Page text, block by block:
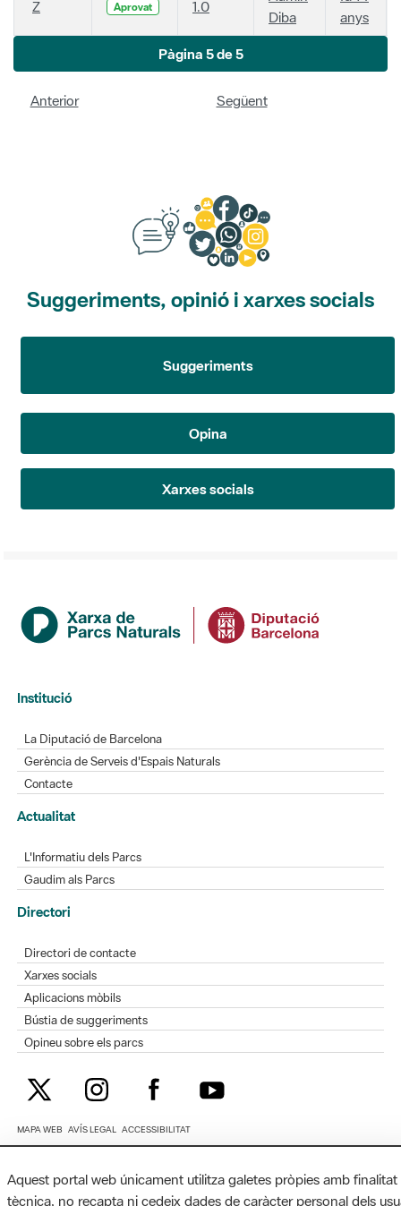
Z Aprovat 1.0
Diba
anys
Pàgina 5 de 5
Anterior Següent
Suggeriments, opinió i xarxes socials
Suggeriments
Opina
Xarxes socials
Institució
La Diputació de Barcelona
Gerència de Serveis d'Espais Naturals
Contacte
Actualitat
L'Informatiu dels Parcs
Gaudim als Parcs
Directori
Directori de contacte
Xarxes socials
Aplicacions mòbils
Bústia de suggeriments
Opineu sobre els parcs
MAPA WEB AVÍS LEGAL ACCESSIBILITAT
Diputació de Barcelona. Edifici Llacuna, 1a planta. Badajoz, 49. 08005
Barcelona. Tel. 934 022 428 / xarxaparcs@diba.cat
Aquest portal web únicament utilitza galetes pròpies amb finalitat
tècnica, no recapta ni cedeix dades de caràcter personal dels